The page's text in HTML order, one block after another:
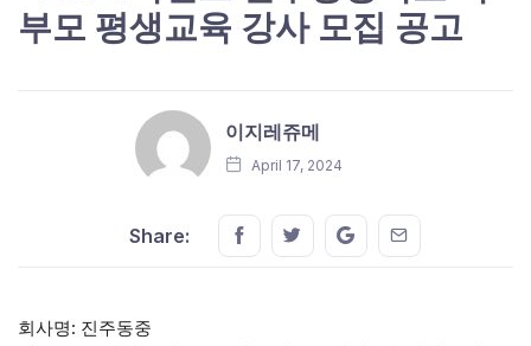
부모 평생교육 강사 모집 공고
이지레쥬메
April 17, 2024
Share: Share this on FaceBook
Share this on Twitter
Share this on GMail
Share this on
회사명: 진주동중